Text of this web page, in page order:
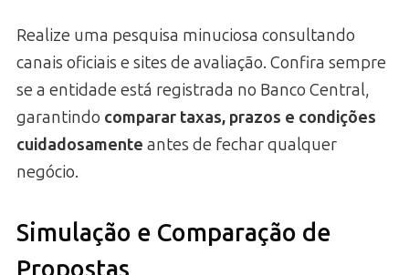
Realize uma pesquisa minuciosa consultando
canais oficiais e sites de avaliação. Confira sempre
se a entidade está registrada no Banco Central,
garantindo comparar taxas, prazos e condições
cuidadosamente antes de fechar qualquer
negócio.
Simulação e Comparação de